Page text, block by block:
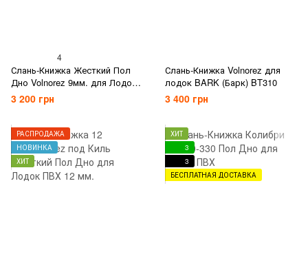
4
Слань-Книжка Жесткий Пол
Дно Volnorez 9мм. для Лодок
ПВХ
3 200 грн
Слань-Книжка Volnorez для
лодок BARK (Барк) BT310
3 400 грн
РАСПРОДАЖА
НОВИНКА
ХИТ
ХИТ
3
3
БЕСПЛАТНАЯ ДОСТАВКА